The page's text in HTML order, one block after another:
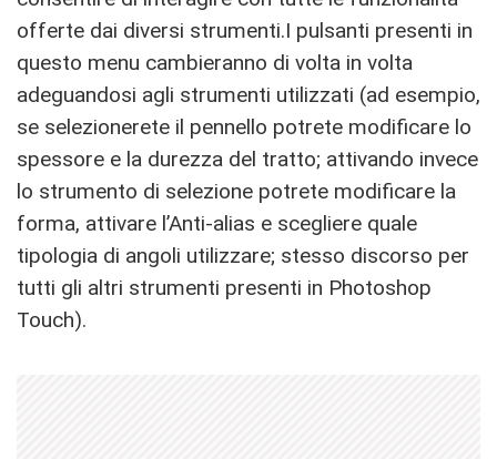
offerte dai diversi strumenti.I pulsanti presenti in
questo menu cambieranno di volta in volta
adeguandosi agli strumenti utilizzati (ad esempio,
se selezionerete il pennello potrete modificare lo
spessore e la durezza del tratto; attivando invece
lo strumento di selezione potrete modificare la
forma, attivare l’Anti-alias e scegliere quale
tipologia di angoli utilizzare; stesso discorso per
tutti gli altri strumenti presenti in Photoshop
Touch).